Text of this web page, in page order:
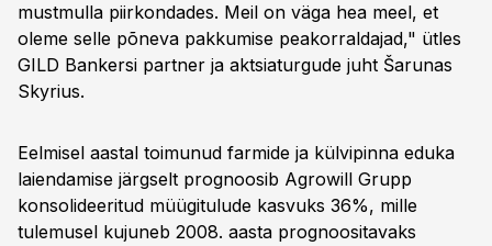
mustmulla piirkondades. Meil on väga hea meel, et
oleme selle põneva pakkumise peakorraldajad," ütles
GILD Bankersi partner ja aktsiaturgude juht Šarunas
Skyrius.
Eelmisel aastal toimunud farmide ja külvipinna eduka
laiendamise järgselt prognoosib Agrowill Grupp
konsolideeritud müügitulude kasvuks 36%, mille
tulemusel kujuneb 2008. aasta prognoositavaks